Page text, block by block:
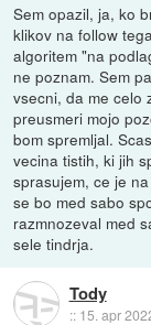
Sem opazil, ja, ko
klikov na follow
algoritem "na
ne poznam. Sem
vsecni, da me celo
preusmeri mojo
bom spremljal.
vecina tistih, ki jih
sprasujem, ce je
se bo med sabo
razmnozeval med
sele tindrja.
Tody
:: 15. apr